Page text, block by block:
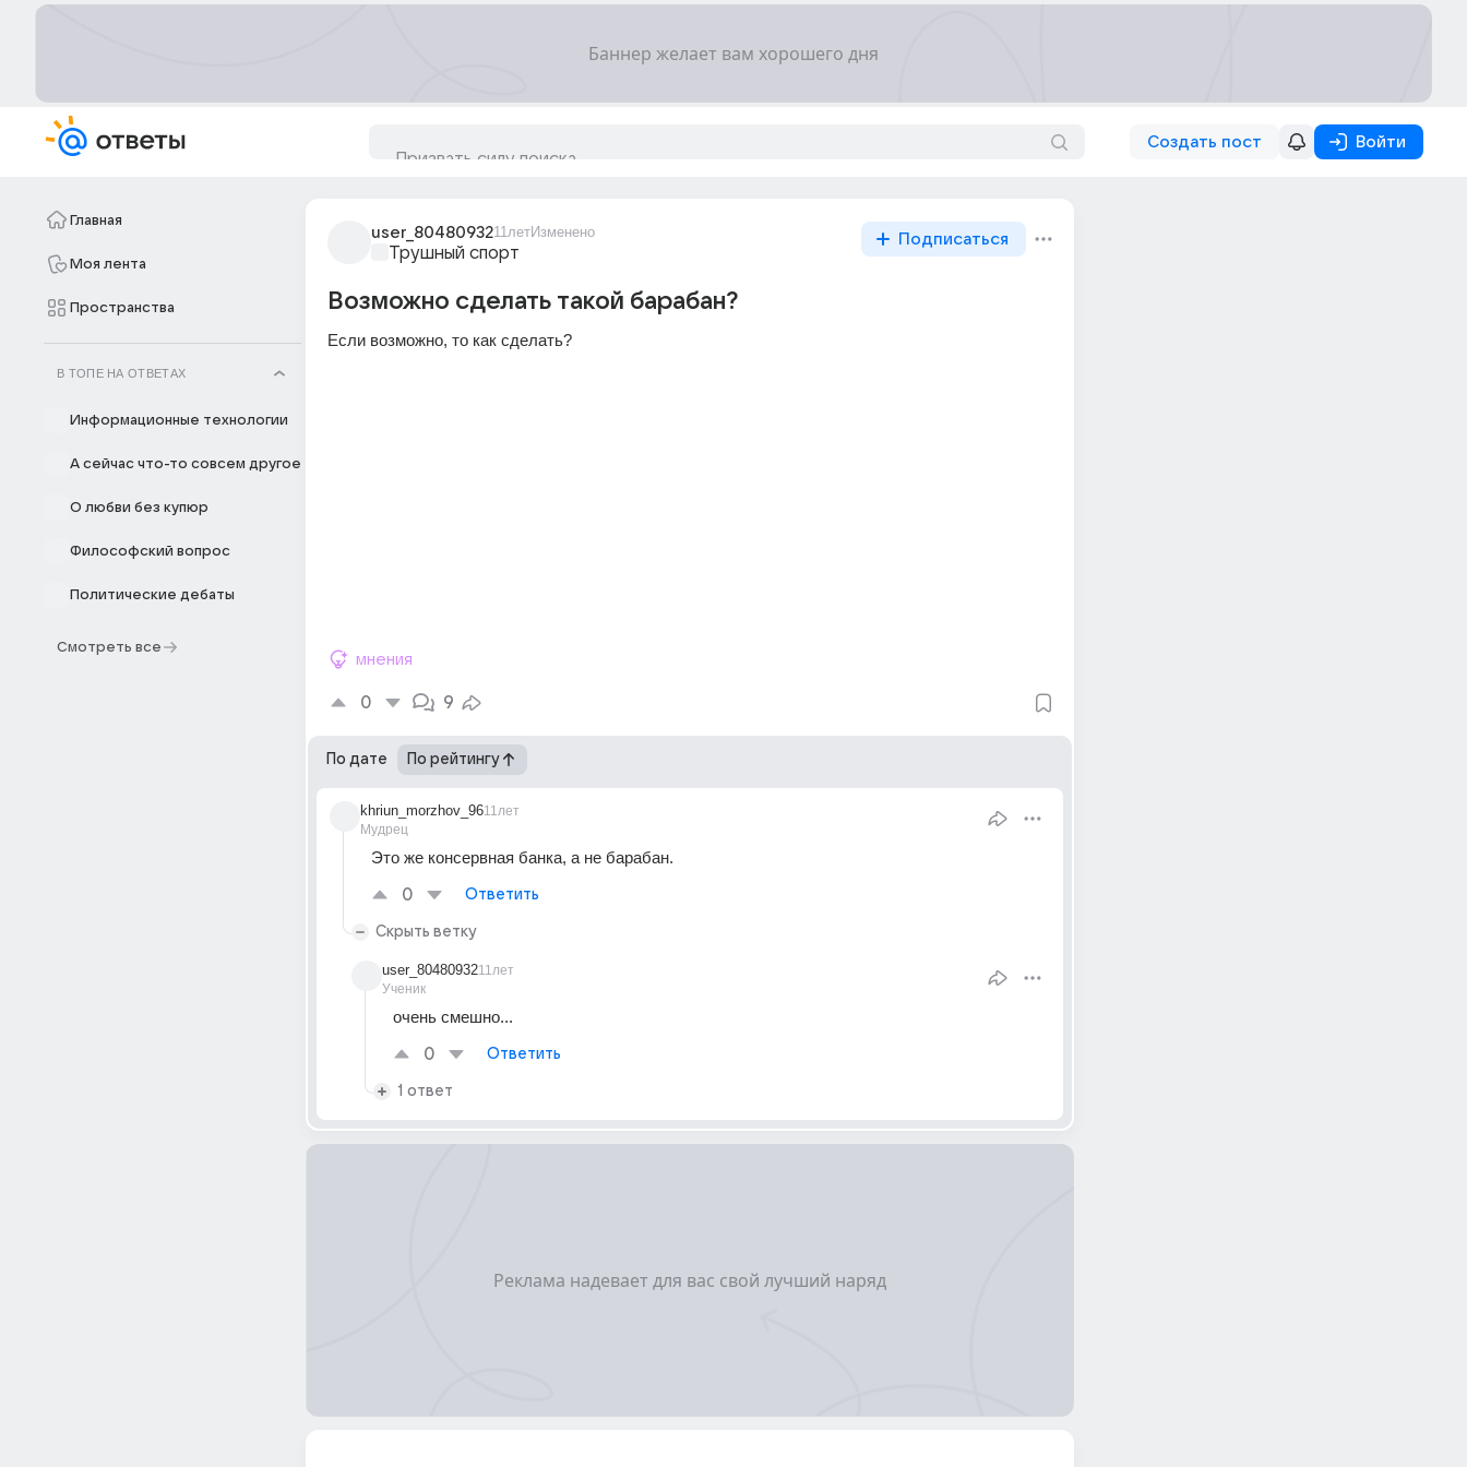
Создать пост Войти
Главная
Моя лента
Пространства
В ТОПЕ НА ОТВЕТАХ
Информационные технологии
А сейчас что-то совсем другое
О любви без купюр
Философский вопрос
Политические дебаты
Смотреть все
user_8048093211летИзменено
Трушный спорт
Подписаться
Возможно сделать такой барабан?
Если возможно, то как сделать?
мнения
0 9
По дате По рейтингу
khriun_morzhov_96
Мудрец
11лет
Это же консервная банка, а не барабан.
0 Ответить
Скрыть ветку
user_80480932
Ученик
11лет
очень смешно...
0 Ответить
1 ответ